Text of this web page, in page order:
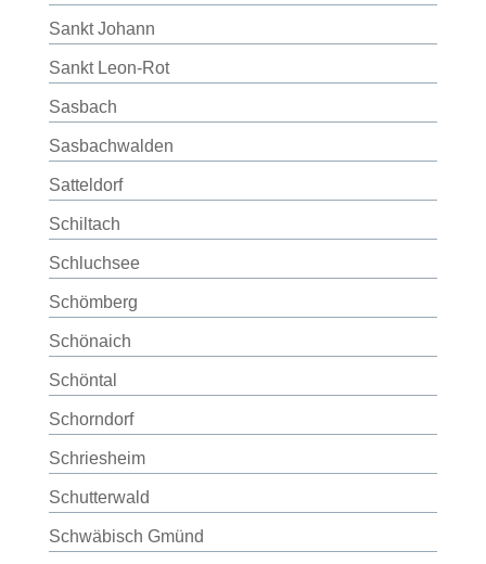
Sankt Johann
Sankt Leon-Rot
Sasbach
Sasbachwalden
Satteldorf
Schiltach
Schluchsee
Schömberg
Schönaich
Schöntal
Schorndorf
Schriesheim
Schutterwald
Schwäbisch Gmünd